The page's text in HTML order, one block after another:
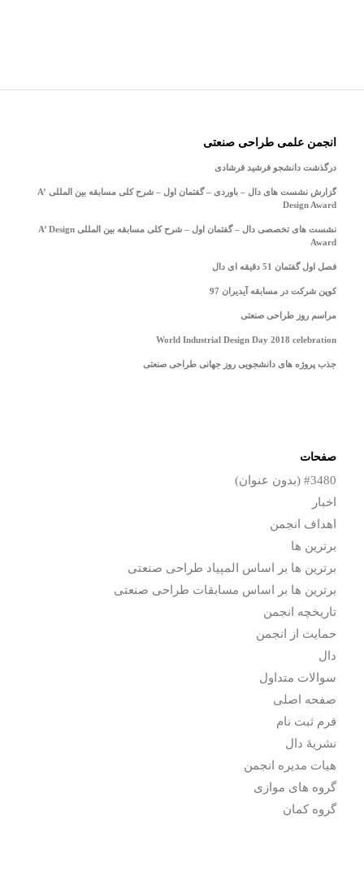
انجمن علمی طراحی صنعتی
درگذشت دانشجو فرشید فرشادی
گزارش نشست های دال – باوردی – گفتمان اول – شرح کلی مسابقه بین المللی A’
Design Award
نشست های تخصصی دال – گفتمان اول – شرح کلی مسابقه بین المللی A’ Design
Award
فصل اول گفتمان 51 دقیقه ای دال
کوپن شرکت در مسابقه آیدیران 97
مراسم روز طراحی صنعتی
World Industrial Design Day 2018 celebration
جذب پروژه های دانشجویی روز جهانی طراحی صنعتی
صفحات
#3480 (بدون عنوان)
اخبار
اهداف انجمن
برترین ها
برترین ها بر اساس المپیاد طراحی صنعتی
برترین ها بر اساس مسابقات طراحی صنعتی
تاریخچه انجمن
حمایت از انجمن
دال
سوالات متداول
صفحه اصلی
فرم ثبت نام
نشریۀ دال
هیات مدیره انجمن
گروه های موازی
گروه کمان